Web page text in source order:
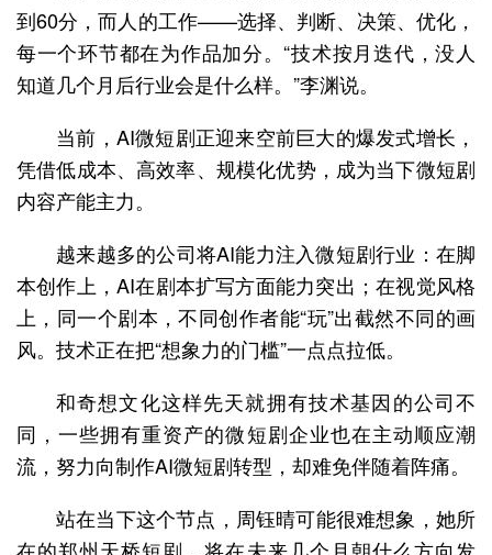
到60分，而人的工作——选择、判断、决策、优化，
每一个环节都在为作品加分。“技术按月迭代，没人
知道几个月后行业会是什么样。”李渊说。
当前，AI微短剧正迎来空前巨大的爆发式增长，
凭借低成本、高效率、规模化优势，成为当下微短剧
内容产能主力。
越来越多的公司将AI能力注入微短剧行业：在脚
本创作上，AI在剧本扩写方面能力突出；在视觉风格
上，同一个剧本，不同创作者能“玩”出截然不同的画
风。技术正在把“想象力的门槛”一点点拉低。
和奇想文化这样先天就拥有技术基因的公司不
同，一些拥有重资产的微短剧企业也在主动顺应潮
流，努力向制作AI微短剧转型，却难免伴随着阵痛。
站在当下这个节点，周钰晴可能很难想象，她所